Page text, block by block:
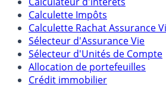
Calculateur d'intérêts
Calculette Impôts
Calculette Rachat Assurance Vie
Sélecteur d'Assurance Vie
Sélecteur d'Unités de Compte
Allocation de portefeuilles